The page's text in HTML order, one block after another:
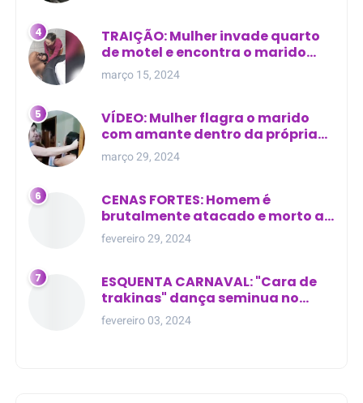
TRAIÇÃO: Mulher invade quarto
de motel e encontra o marido
com outra na cama
março 15, 2024
VÍDEO: Mulher flagra o marido
com amante dentro da própria
residência
março 29, 2024
CENAS FORTES: Homem é
brutalmente atacado e morto a
golpes de facão em joão lisboa
fevereiro 29, 2024
ESQUENTA CARNAVAL: "Cara de
trakinas" dança seminua no
meio da rua na Bahia
fevereiro 03, 2024